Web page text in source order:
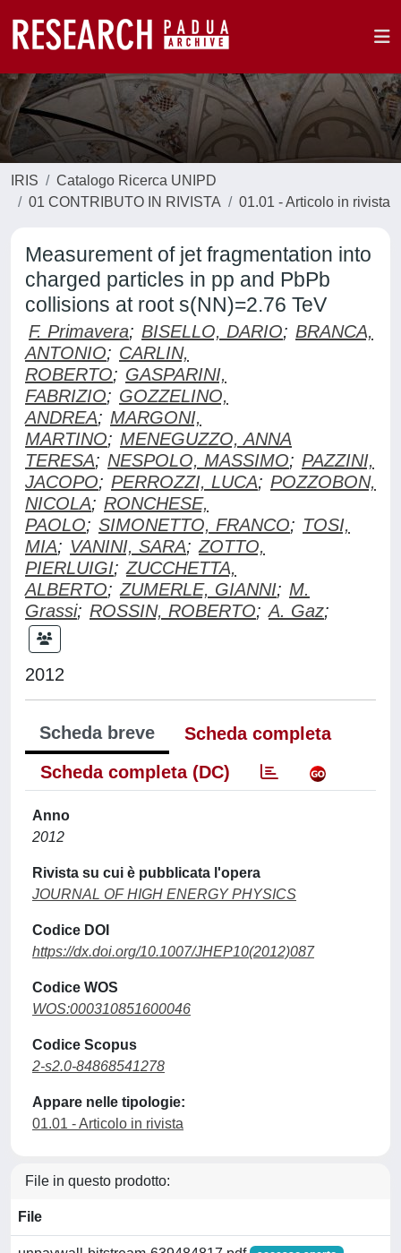
IRIS
Catalogo Ricerca UNIPD
01 CONTRIBUTO IN RIVISTA
01.01 - Articolo in rivista
Measurement of jet fragmentation into
charged particles in pp and PbPb
collisions at root s(NN)=2.76 TeV
F. Primavera; BISELLO, DARIO; BRANCA,
ANTONIO; CARLIN,
ROBERTO; GASPARINI,
FABRIZIO; GOZZELINO,
ANDREA; MARGONI,
MARTINO; MENEGUZZO, ANNA
TERESA; NESPOLO, MASSIMO; PAZZINI,
JACOPO; PERROZZI, LUCA; POZZOBON,
NICOLA; RONCHESE,
PAOLO; SIMONETTO, FRANCO; TOSI,
MIA; VANINI, SARA; ZOTTO,
PIERLUIGI; ZUCCHETTA,
ALBERTO; ZUMERLE, GIANNI; M.
Grassi; ROSSIN, ROBERTO; A. Gaz;
2012
Scheda breve
Scheda completa
Scheda completa (DC)
Anno
2012
Rivista su cui è pubblicata l'opera
JOURNAL OF HIGH ENERGY PHYSICS
Codice DOI
https://dx.doi.org/10.1007/JHEP10(2012)087
Codice WOS
WOS:000310851600046
Codice Scopus
2-s2.0-84868541278
Appare nelle tipologie:
01.01 - Articolo in rivista
File in questo prodotto:
File